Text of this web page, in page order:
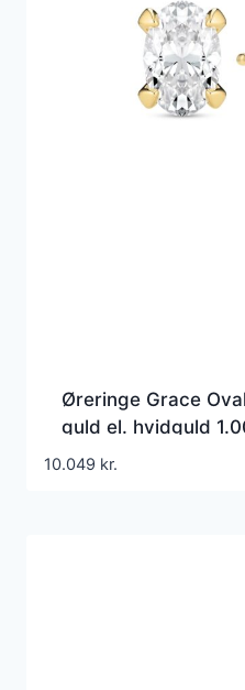
Øreringe Grace
guld el. hvidguld
grown diamanter
10.049 kr.